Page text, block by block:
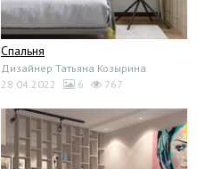
Спальня
Дизайнер Татьяна Козырина
28.04.2022
6 767